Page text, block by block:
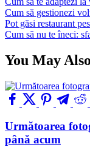
Cum să gestionezi
Pot găsi restaurant
Cum să nu te îneci:
You May
Următoarea
până acum